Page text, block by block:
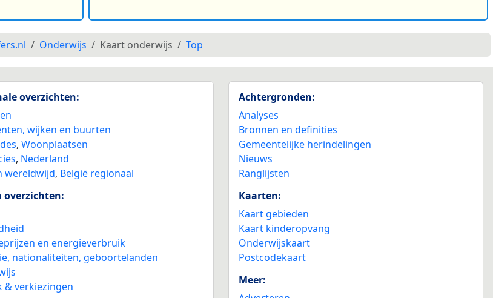
Onderwijs Kaart onderwijs Top
overzichten:
wijken en buurten
,Woonplaatsen
, Nederland
wereldwijd, België regionaal
overzichten:
en energieverbruik
nationaliteiten, geboortelanden
& verkiezingen
Achtergronden:
Analyses
Bronnen en definities
Gemeentelijke herindelingen
Nieuws
Ranglijsten
Kaarten:
Kaart gebieden
Kaart kinderopvang
Onderwijskaart
Postcodekaart
Meer: